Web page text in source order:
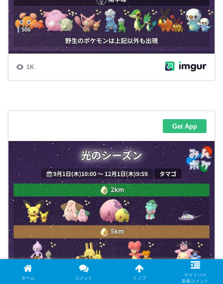
ホーム コメント トップ
サイドバー
新着コメント